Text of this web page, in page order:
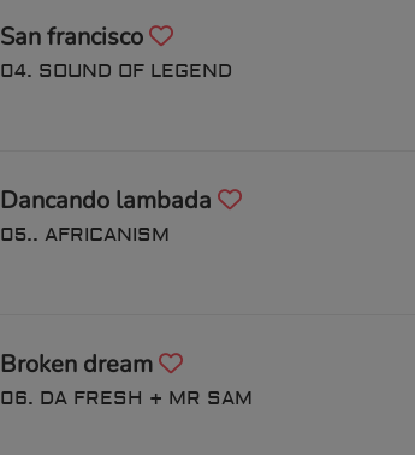
San francisco
04. SOUND OF LEGEND
Dancando lambada
05.. AFRICANISM
Broken dream
06. DA FRESH + MR SAM